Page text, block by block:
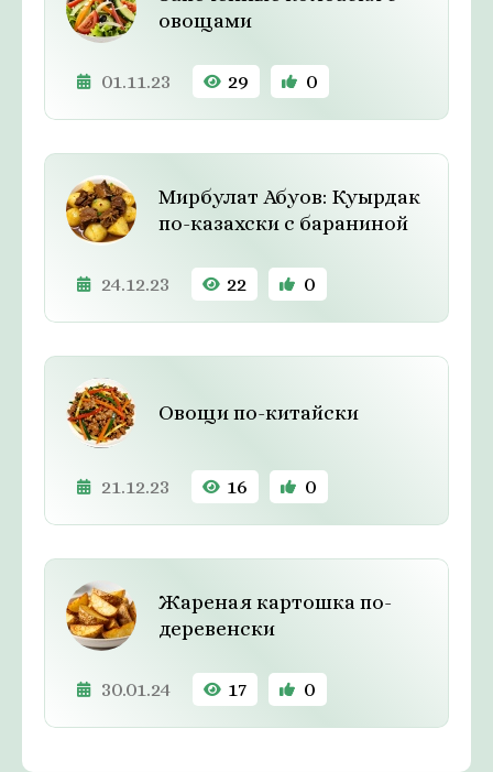
овощами
01.11.23 29 0
Мирбулат Абуов: Куырдак
по-казахски с бараниной
24.12.23 22 0
Овощи по-китайски
21.12.23 16 0
Жареная картошка по-
деревенски
30.01.24 17 0